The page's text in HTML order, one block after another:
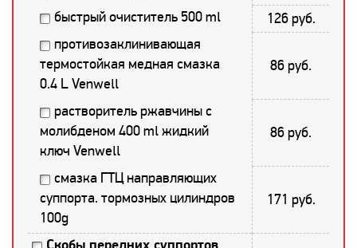
быстрый очиститель 500 ml
126 руб.
противозаклинивающая
термостойкая медная смазка
0.4 L Venwell
86 руб.
растворитель ржавчины с
молибденом 400 ml жидкий
ключ Venwell
86 руб.
смазка ГТЦ направляющих
суппорта. тормозных цилиндров
100g
171 руб.